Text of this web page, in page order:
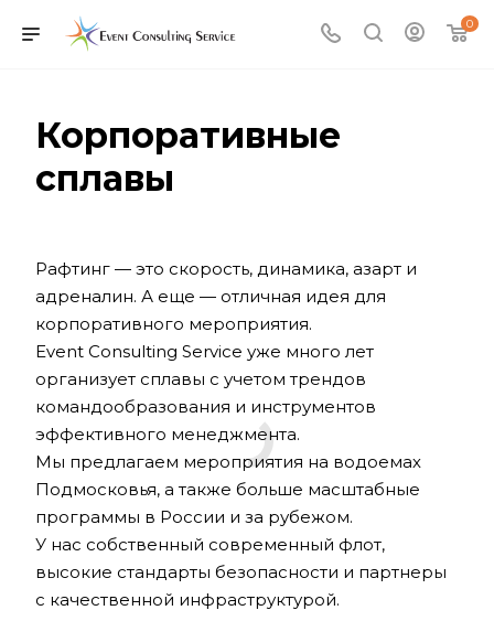
0
Корпоративные
сплавы
Рафтинг — это скорость, динамика, азарт и
адреналин. А еще — отличная идея для
корпоративного мероприятия.
Event Consulting Service уже много лет
организует сплавы с учетом трендов
командообразования и инструментов
эффективного менеджмента.
Мы предлагаем мероприятия на водоемах
Подмосковья, а также больше масштабные
программы в России и за рубежом.
У нас собственный современный флот,
высокие стандарты безопасности и партнеры
с качественной инфраструктурой.